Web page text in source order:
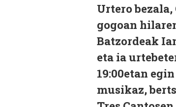
Urtero
gogoan
Batzordeak
eta ia
19:00etan
musikaz,